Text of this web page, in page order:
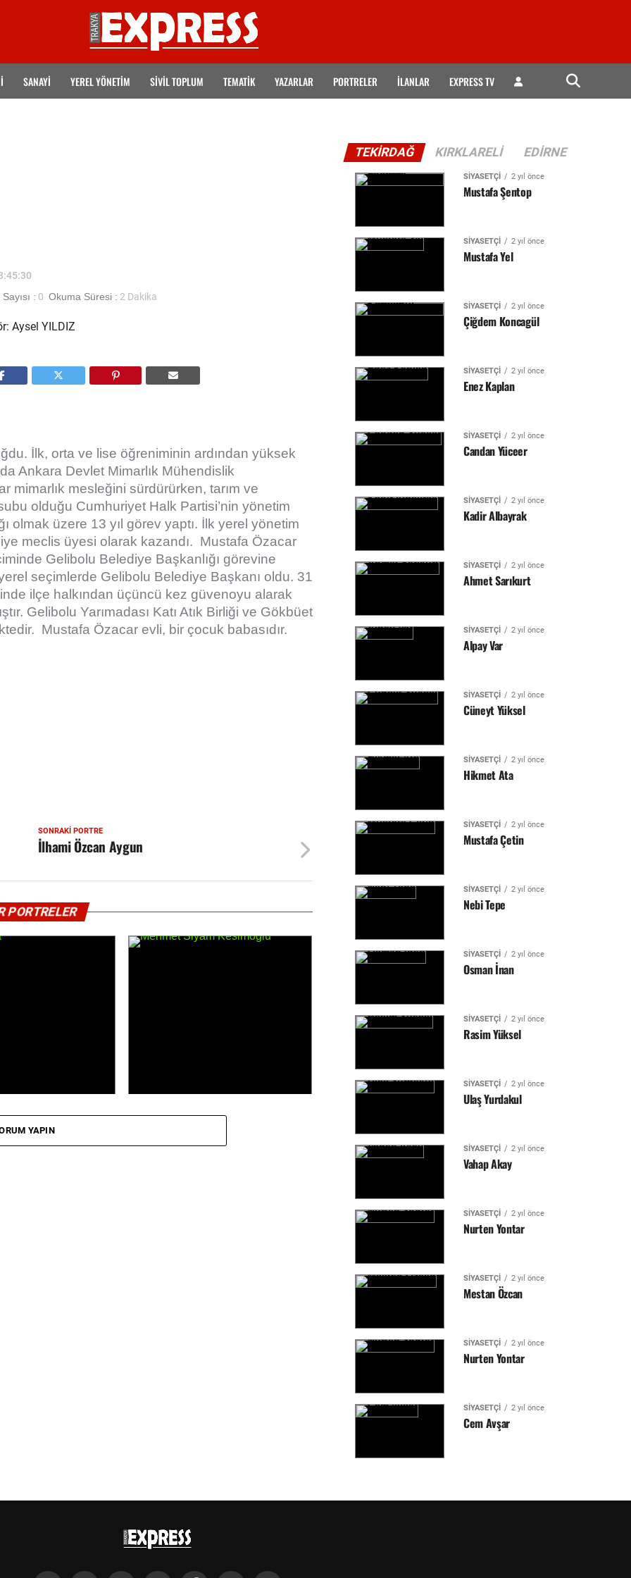
SANAYİ YEREL YÖNETİM SİVİL TOPLUM TEMATIK YAZARLAR PORTRELER İLANLAR EXPRESS TV
TEKIRDAĞ KIRKLARELI EDIRNE
SIYASETÇI 2 yıl önce
Mustafa Şentop
SIYASETÇI 2 yıl önce
Mustafa Yel
SIYASETÇI 2 yıl önce
Çiğdem Koncagül
SIYASETÇI 2 yıl önce
Enez Kaplan
SIYASETÇI 2 yıl önce
Candan Yüceer
SIYASETÇI 2 yıl önce
Kadir Albayrak
SIYASETÇI 2 yıl önce
Ahmet Sarıkurt
SIYASETÇI 2 yıl önce
Alpay Var
SIYASETÇI 2 yıl önce
Cüneyt Yüksel
SIYASETÇI 2 yıl önce
Hikmet Ata
SIYASETÇI 2 yıl önce
Mustafa Çetin
SIYASETÇI 2 yıl önce
Nebi Tepe
SIYASETÇI 2 yıl önce
Osman İnan
SIYASETÇI 2 yıl önce
Rasim Yüksel
SIYASETÇI 2 yıl önce
Ulaş Yurdakul
SIYASETÇI 2 yıl önce
Vahap Akay
SIYASETÇI 2 yıl önce
Nurten Yontar
SIYASETÇI 2 yıl önce
Mestan Özcan
SIYASETÇI 2 yıl önce
Nurten Yontar
SIYASETÇI 2 yıl önce
Cem Avşar
: 0 Okuma Süresi : 2 Dakika
İlk, orta ve lise öğreniminin ardından yüksek
Ankara Devlet Mimarlık Mühendislik
mimarlık mesleğini sürdürürken, tarım ve
olduğu Cumhuriyet Halk Partisi’nin yönetim
olmak üzere 13 yıl görev yaptı. İlk yerel yönetim
meclis üyesi olarak kazandı. Mustafa Özacar
Gelibolu Belediye Başkanlığı görevine
seçimlerde Gelibolu Belediye Başkanı oldu. 31
ilçe halkından üçüncü kez güvenoyu alarak
Gelibolu Yarımadası Katı Atık Birliği ve Gökbüet
Mustafa Özacar evli, bir çocuk babasıdır.
SONRAKI PORTRE
İlhami Özcan Aygun
PORTRELER
<
YAPIN